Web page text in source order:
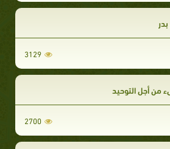
3129
أجل التوحيد
2700